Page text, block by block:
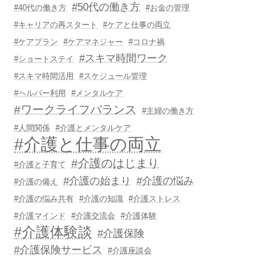
#40代の働き方 #50代の働き方
#お金の管理
#キャリアの再スタート
#ケアと仕事の両立
#ケアプラン
#ケアマネジャー
#コロナ禍
#ショートステイ
#スキマ時間ワーク
#スキマ時間活用
#スケジュール管理
#ヘルパー利用
#メンタルケア
#ワークライフバランス
#主婦の働き方
#人間関係
#介護とメンタルケア
#介護と仕事の両立
#介護と子育て #介護のはじまり
#介護の備え #介護の始まり #介護の悩み
#介護の悩み共有 #介護の知識
#介護ストレス
#介護マインド
#介護交流会 #介護体験
#介護体験談 #介護保険
#介護保険サービス
#介護座談会